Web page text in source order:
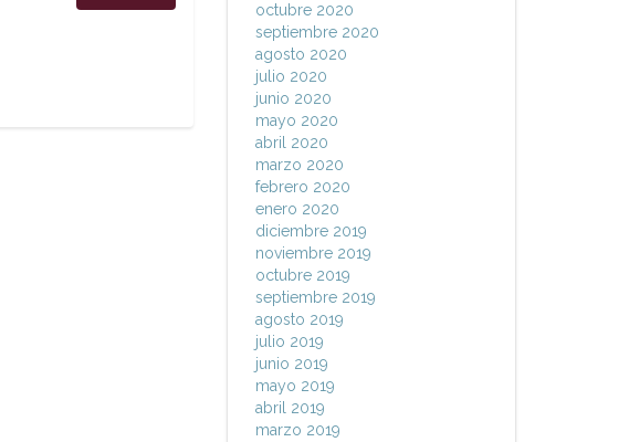
octubre 2020
septiembre 2020
agosto 2020
julio 2020
junio 2020
mayo 2020
abril 2020
marzo 2020
febrero 2020
enero 2020
diciembre 2019
noviembre 2019
octubre 2019
septiembre 2019
agosto 2019
julio 2019
junio 2019
mayo 2019
abril 2019
marzo 2019